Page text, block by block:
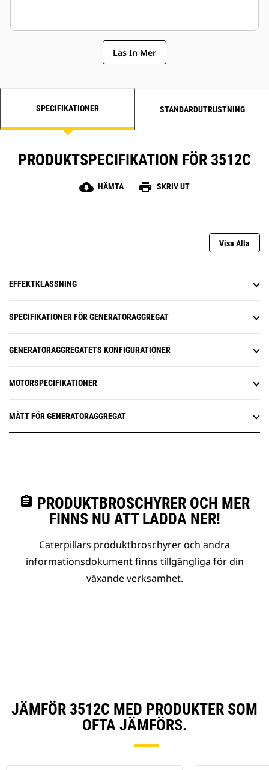
Läs In Mer
SPECIFIKATIONER STANDARDUTRUSTNING
PRODUKTSPECIFIKATION FÖR 3512C
cloud_download HÄMTA print SKRIV UT
Visa Alla
EFFEKTKLASSNING
SPECIFIKATIONER FÖR GENERATORAGGREGAT
GENERATORAGGREGATETS KONFIGURATIONER
MOTORSPECIFIKATIONER
MÅTT FÖR GENERATORAGGREGAT
assignment PRODUKTBROSCHYRER OCH MER
FINNS NU ATT LADDA NER!
Caterpillars produktbroschyrer och andra
informationsdokument finns tillgängliga för din
växande verksamhet.
JÄMFÖR 3512C MED PRODUKTER SOM
OFTA JÄMFÖRS.